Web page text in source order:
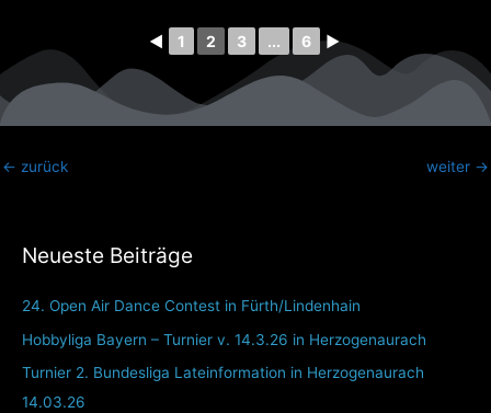
Neueste Beiträge
24. Open Air Dance Contest in Fürth/Lindenhain
Hobbyliga Bayern – Turnier v. 14.3.26 in Herzogenaurach
Turnier 2. Bundesliga Lateinformation in Herzogenaurach
14.03.26
◄ 1 2 3 ... 6 ►
← zurück weiter →